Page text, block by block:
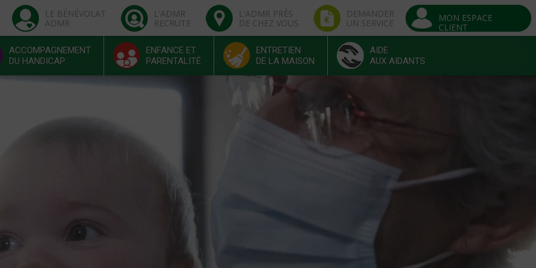
LE BÉNÉVOLAT
ADMR
L'ADMR
RECRUTE
L'ADMR PRÈS
DE CHEZ VOUS
DEMANDER
UN SERVICE
MON ESPACE
CLIENT
ACCOMPAGNEMENT
DU HANDICAP
ENFANCE ET
PARENTALITÉ
ENTRETIEN
DE LA MAISON
AIDE
AUX AIDANTS